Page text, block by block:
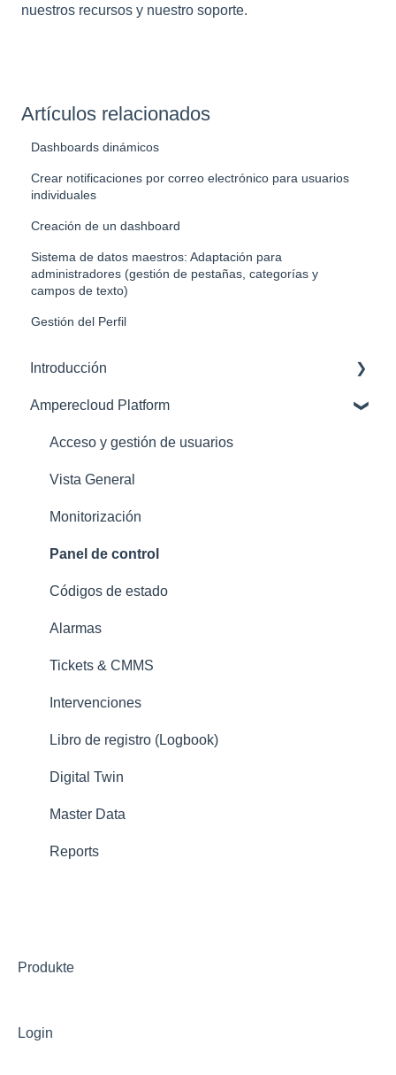
nuestros recursos y nuestro soporte.
Artículos relacionados
Dashboards dinámicos
Crear notificaciones por correo electrónico para usuarios
individuales
Creación de un dashboard
Sistema de datos maestros: Adaptación para
administradores (gestión de pestañas, categorías y
campos de texto)
Gestión del Perfil
Introducción
Amperecloud Platform – Cuenta y configuración
Plataforma Amperecloud: nuevas instalaciones y
Amperecloud Platform
Acceso y gestión de usuarios
Vista General
Monitorización
Panel de control
Códigos de estado
Alarmas
Tickets & CMMS
Intervenciones
Libro de registro (Logbook)
Digital Twin
Master Data
Reports
Produkte
Login